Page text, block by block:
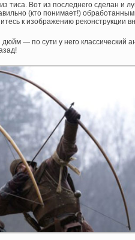
тиса. Вот из последнего сделан и
(кто понимает!)
к изображению реконструкции
— по сути у него классический